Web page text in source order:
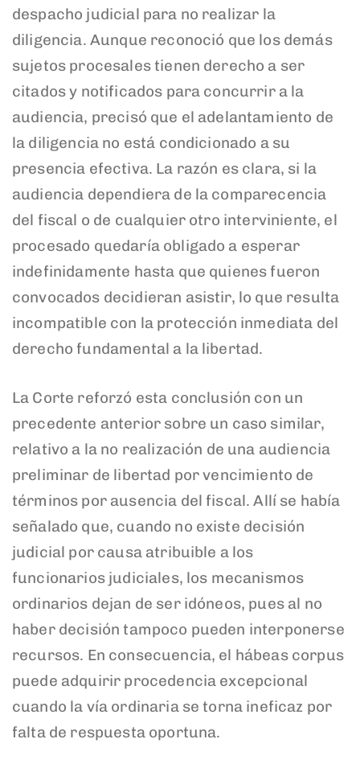
despacho judicial para no realizar la
diligencia. Aunque reconoció que los demás
sujetos procesales tienen derecho a ser
citados y notificados para concurrir a la
audiencia, precisó que el adelantamiento de
la diligencia no está condicionado a su
presencia efectiva. La razón es clara, si la
audiencia dependiera de la comparecencia
del fiscal o de cualquier otro interviniente, el
procesado quedaría obligado a esperar
indefinidamente hasta que quienes fueron
convocados decidieran asistir, lo que resulta
incompatible con la protección inmediata del
derecho fundamental a la libertad.
La Corte reforzó esta conclusión con un
precedente anterior sobre un caso similar,
relativo a la no realización de una audiencia
preliminar de libertad por vencimiento de
términos por ausencia del fiscal. Allí se había
señalado que, cuando no existe decisión
judicial por causa atribuible a los
funcionarios judiciales, los mecanismos
ordinarios dejan de ser idóneos, pues al no
haber decisión tampoco pueden interponerse
recursos. En consecuencia, el hábeas corpus
puede adquirir procedencia excepcional
cuando la vía ordinaria se torna ineficaz por
falta de respuesta oportuna.